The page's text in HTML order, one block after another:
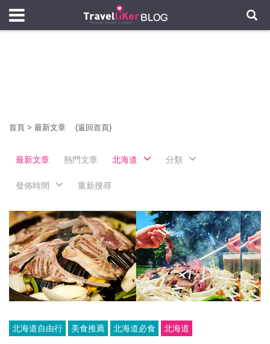
首頁 > 最新文章 (返回首頁)
最新文章 熱門文章 北海道 分類
發佈時間 重新搜尋
北海道自由行 美食推薦 北海道必食 北海道